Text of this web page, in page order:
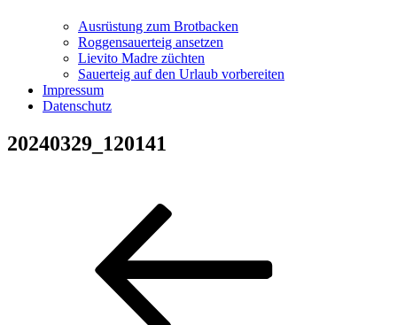
Ausrüstung zum Brotbacken
Roggensauerteig ansetzen
Lievito Madre züchten
Sauerteig auf den Urlaub vorbereiten
Impressum
Datenschutz
20240329_120141
Beitragsnavigation